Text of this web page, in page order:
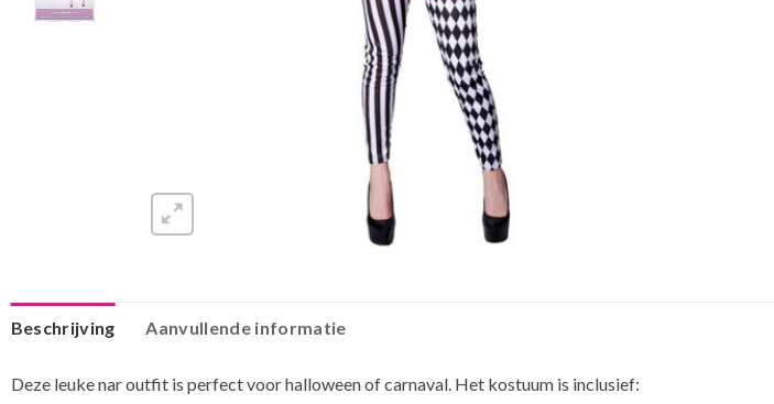
Beschrijving Aanvullende informatie
Deze leuke nar outfit is perfect voor halloween of carnaval. Het kostuum is inclusief: